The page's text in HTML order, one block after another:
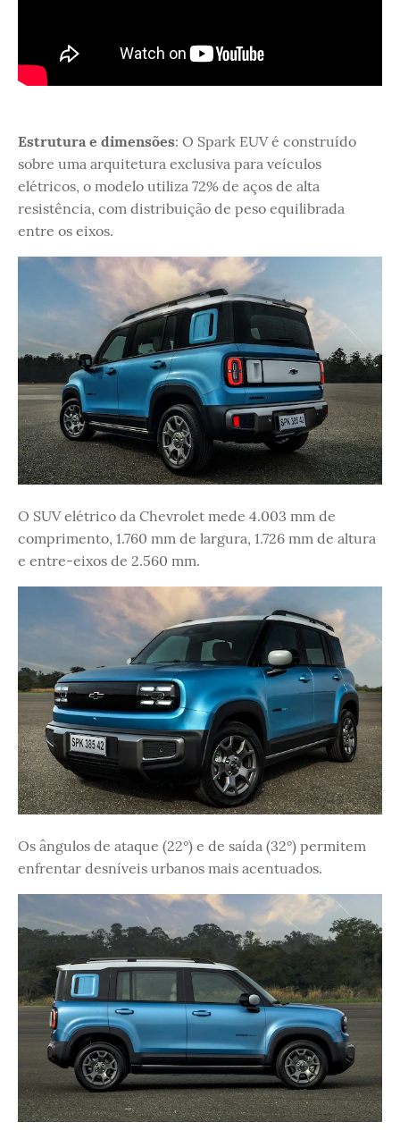
Estrutura e dimensões: O Spark EUV é construído
sobre uma arquitetura exclusiva para veículos
elétricos, o modelo utiliza 72% de aços de alta
resistência, com distribuição de peso equilibrada
entre os eixos.
O SUV elétrico da Chevrolet mede 4.003 mm de
comprimento, 1.760 mm de largura, 1.726 mm de altura
e entre-eixos de 2.560 mm.
Os ângulos de ataque (22°) e de saída (32°) permitem
enfrentar desníveis urbanos mais acentuados.